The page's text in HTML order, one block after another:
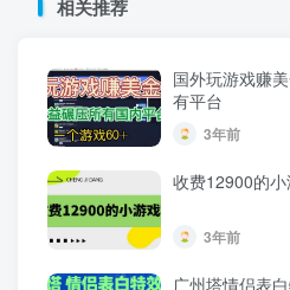
相关推荐
国外玩游戏赚
有平台
3年前
收费12900的
3年前
广州塔情侣表